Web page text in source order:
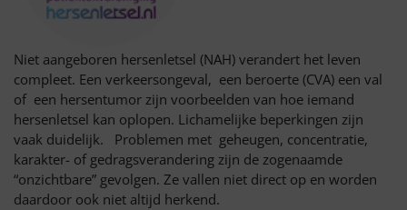
Niet aangeboren hersenletsel (NAH) verandert het leven
compleet. Een verkeersongeval, een beroerte (CVA) een val
of een hersentumor zijn voorbeelden van hoe iemand
hersenletsel kan oplopen. Lichamelijke beperkingen zijn
vaak duidelijk. Problemen met geheugen, concentratie,
karakter- of gedragsverandering zijn de zogenaamde
“onzichtbare” gevolgen. Ze vallen niet direct op en worden
daardoor ook niet altijd herkend.